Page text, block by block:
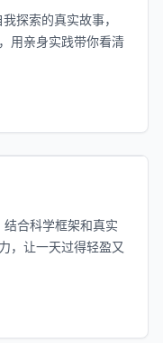
探索的真实故事，
用亲身实践带你看清
合科学框架和真实
，让一天过得轻盈又